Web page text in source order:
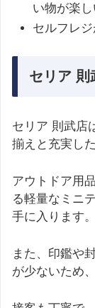
い物が楽し
セルフレ
セリア 則
セリア 則武店
揃えと充実し
アウトドア用
る軽量なミニ
手に入ります。
また、印鑑や
が少ないため